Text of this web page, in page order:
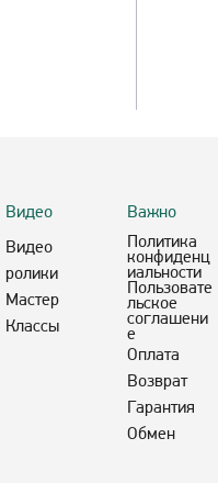
Видео
Видео
ролики
Мастер
Классы
Важно
Политика
конфиденц
иальности
Пользовате
льское
соглашени
е
Оплата
Возврат
Гарантия
Обмен